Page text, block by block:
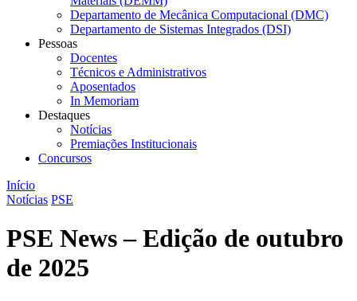
Departamento de Mecânica Computacional (DMC)
Departamento de Sistemas Integrados (DSI)
Pessoas
Docentes
Técnicos e Administrativos
Aposentados
In Memoriam
Destaques
Notícias
Premiações Institucionais
Concursos
Início
Notícias PSE
PSE News – Edição de outubro
de 2025